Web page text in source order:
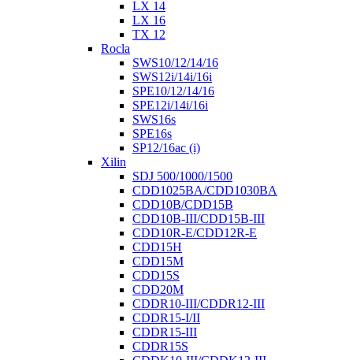
LX 14
LX 16
TX 12
Rocla
SWS10/12/14/16
SWS12i/14i/16i
SPE10/12/14/16
SPE12i/14i/16i
SWS16s
SPE16s
SP12/16ac (i)
Xilin
SDJ 500/1000/1500
CDD1025BA/CDD1030BA
CDD10B/CDD15B
CDD10B-III/CDD15B-III
CDD10R-E/CDD12R-E
CDD15H
CDD15M
CDD15S
CDD20M
CDDR10-III/CDDR12-III
CDDR15-I/II
CDDR15-III
CDDR15S